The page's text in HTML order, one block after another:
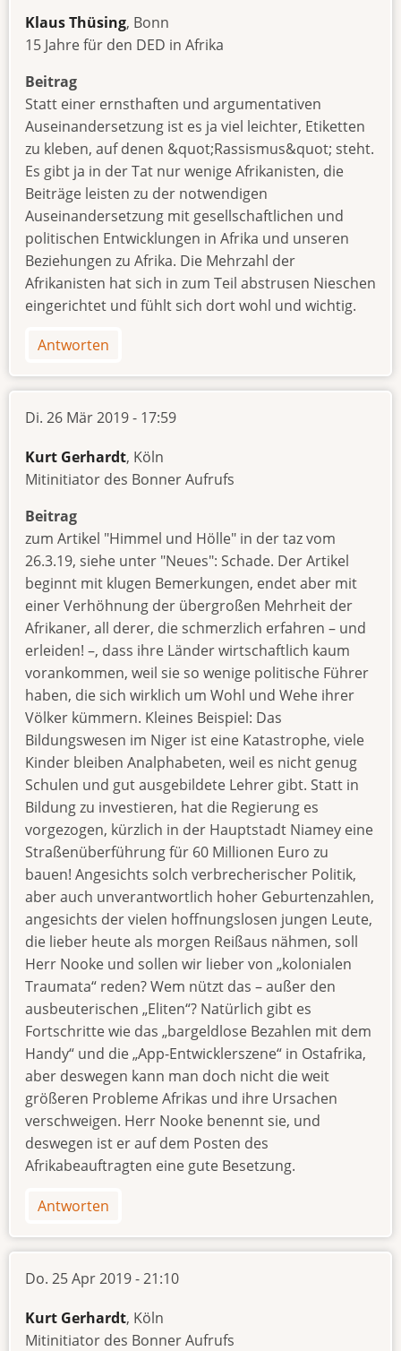
Klaus Thüsing, Bonn
15 Jahre für den DED in Afrika
Beitrag
Statt einer ernsthaften und argumentativen
Auseinandersetzung ist es ja viel leichter, Etiketten
zu kleben, auf denen &quot;Rassismus&quot; steht.
Es gibt ja in der Tat nur wenige Afrikanisten, die
Beiträge leisten zu der notwendigen
Auseinandersetzung mit gesellschaftlichen und
politischen Entwicklungen in Afrika und unseren
Beziehungen zu Afrika. Die Mehrzahl der
Afrikanisten hat sich in zum Teil abstrusen Nieschen
eingerichtet und fühlt sich dort wohl und wichtig.
Antworten
Di. 26 Mär 2019 - 17:59
Kurt Gerhardt, Köln
Mitinitiator des Bonner Aufrufs
Beitrag
zum Artikel "Himmel und Hölle" in der taz vom
26.3.19, siehe unter "Neues": Schade. Der Artikel
beginnt mit klugen Bemerkungen, endet aber mit
einer Verhöhnung der übergroßen Mehrheit der
Afrikaner, all derer, die schmerzlich erfahren – und
erleiden! –, dass ihre Länder wirtschaftlich kaum
vorankommen, weil sie so wenige politische Führer
haben, die sich wirklich um Wohl und Wehe ihrer
Völker kümmern. Kleines Beispiel: Das
Bildungswesen im Niger ist eine Katastrophe, viele
Kinder bleiben Analphabeten, weil es nicht genug
Schulen und gut ausgebildete Lehrer gibt. Statt in
Bildung zu investieren, hat die Regierung es
vorgezogen, kürzlich in der Hauptstadt Niamey eine
Straßenüberführung für 60 Millionen Euro zu
bauen! Angesichts solch verbrecherischer Politik,
aber auch unverantwortlich hoher Geburtenzahlen,
angesichts der vielen hoffnungslosen jungen Leute,
die lieber heute als morgen Reißaus nähmen, soll
Herr Nooke und sollen wir lieber von „kolonialen
Traumata“ reden? Wem nützt das – außer den
ausbeuterischen „Eliten“? Natürlich gibt es
Fortschritte wie das „bargeldlose Bezahlen mit dem
Handy“ und die „App-Entwicklerszene“ in Ostafrika,
aber deswegen kann man doch nicht die weit
größeren Probleme Afrikas und ihre Ursachen
verschweigen. Herr Nooke benennt sie, und
deswegen ist er auf dem Posten des
Afrikabeauftragten eine gute Besetzung.
Antworten
Do. 25 Apr 2019 - 21:10
Kurt Gerhardt, Köln
Mitinitiator des Bonner Aufrufs